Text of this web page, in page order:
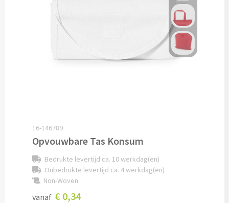
Oplaadkabels bedrukken
Telefoonhouders bedrukken
Laserpointers bedrukken
Overige computer accessoires
Smartwatches & Klokken
16-146789
Opvouwbare Tas Konsum
Bedrukte levertijd ca. 10 werkdag(en)
Onbedrukte levertijd ca. 4 werkdag(en)
Non-Woven
vanaf € 0,34